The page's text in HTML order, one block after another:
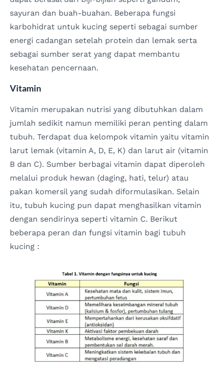
sayuran dan buah-buahan. Beberapa fungsi
karbohidrat untuk kucing seperti sebagai sumber
energi cadangan setelah protein dan lemak serta
sebagai sumber serat yang dapat membantu
kesehatan pencernaan.
Vitamin
Vitamin merupakan nutrisi yang dibutuhkan dalam
jumlah sedikit namun memiliki peran penting dalam
tubuh. Terdapat dua kelompok vitamin yaitu vitamin
larut lemak (vitamin A, D, E, K) dan larut air (vitamin
B dan C). Sumber berbagai vitamin dapat diperoleh
melalui produk hewan (daging, hati, telur) atau
pakan komersil yang sudah diformulasikan. Selain
itu, tubuh kucing pun dapat menghasilkan vitamin
dengan sendirinya seperti vitamin C. Berikut
beberapa peran dan fungsi vitamin bagi tubuh
kucing :